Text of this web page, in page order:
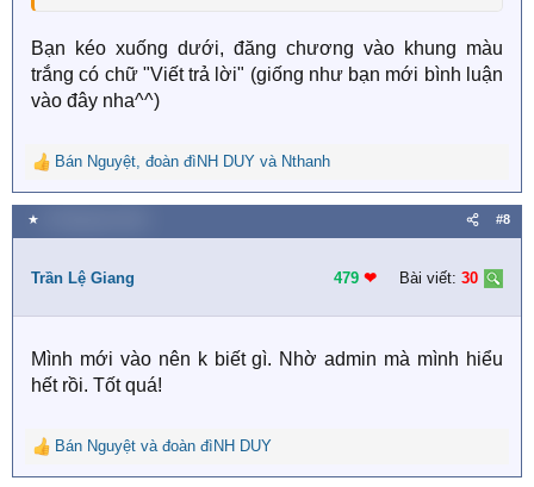
Bạn kéo xuống dưới, đăng chương vào khung màu
trắng có chữ "Viết trả lời" (giống như bạn mới bình luận
vào đây nha^^)
R
e
a
c
i
n
:
Bán Nguyệt, đoàn đìNH DUY và Nthanh
★ #8
Trần Lệ Giang 479 ❤︎ Bài viết: 30
Mình mới vào nên k biết gì. Nhờ admin mà mình hiểu
hết rồi. Tốt quá!
R
e
Bán Nguyệt và đoàn đìNH DUY